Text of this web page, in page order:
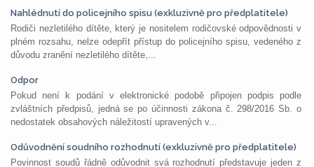
Nahlédnutí do policejního spisu (exkluzivně pro předplatitele)
Rodiči nezletilého dítěte, který je nositelem rodičovské odpovědnosti v
plném rozsahu, nelze odepřít přístup do policejního spisu, vedeného z
důvodu zranění nezletilého dítěte,...
Odpor
Pokud není k podání v elektronické podobě připojen podpis podle
zvláštních předpisů, jedná se po účinnosti zákona č. 298/2016 Sb. o
nedostatek obsahových náležitostí upravených v...
Odůvodnění soudního rozhodnutí (exkluzivně pro předplatitele)
Povinnost soudů řádně odůvodnit svá rozhodnutí představuje jeden z